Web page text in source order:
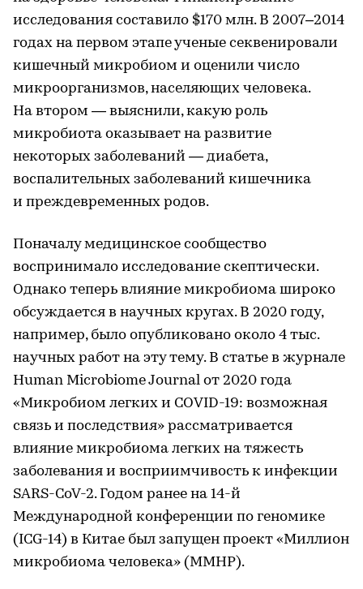
исследования составило $170 млн. В 2007–2014
годах на первом этапе ученые секвенировали
кишечный микробиом и оценили число
микроорганизмов, населяющих человека.
На втором — выяснили, какую роль
микробиота оказывает на развитие
некоторых заболеваний — диабета,
воспалительных заболеваний кишечника
и преждевременных родов.
Поначалу медицинское сообщество
воспринимало исследование скептически.
Однако теперь влияние микробиома широко
обсуждается в научных кругах. В 2020 году,
например, было опубликовано около 4 тыс.
научных работ на эту тему. В статье в журнале
Human Microbiome Journal от 2020 года
«Микробиом легких и COVID-19: возможная
связь и последствия» рассматривается
влияние микробиома легких на тяжесть
заболевания и восприимчивость к инфекции
SARS-CoV-2. Годом ранее на 14-й
Международной конференции по геномике
(ICG-14) в Китае был запущен проект «Миллион
микробиома человека» (MMHP).